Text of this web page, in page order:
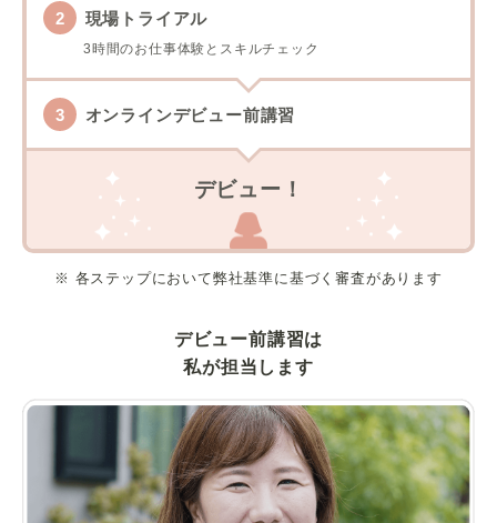
現場トライアル
3時間のお仕事体験とスキルチェック
オンラインデビュー前講習
デビュー！
※ 各ステップにおいて弊社基準に基づく審査があります
デビュー前講習は
私が担当します